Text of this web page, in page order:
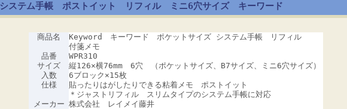
システム手帳 ポストイット リフィル ミニ6穴サイズ キーワード
商品名
Keyword キーワード ポケットサイズ システム手帳 リフィル
付箋メモ
品番
WPR310
サイズ
縦126×横76mm 6穴 （ポケットサイズ、B7サイズ、ミニ6穴サイズ）
入数
6ブロック×15枚
仕様
貼ったりはがしたりできる粘着メモ ポストイット
＊ジャストリフィル スリムタイプのシステム手帳に対応
メーカー 株式会社 レイメイ藤井